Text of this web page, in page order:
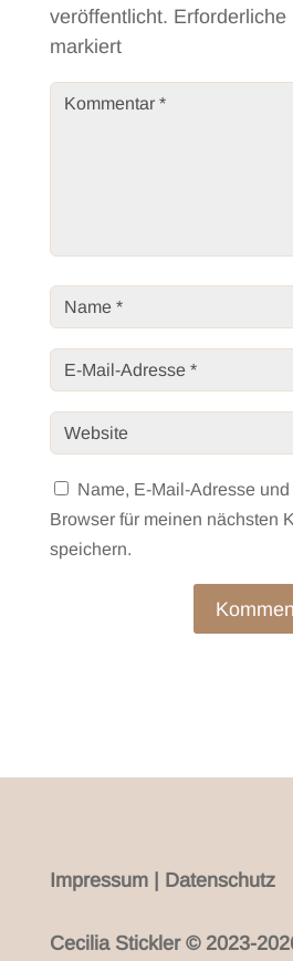
veröffentlicht.
markiert
Name, E-Mail-Adresse
Browser für meinen nächsten
speichern.
Impressum| Datenschutz
Cecilia Stickler © 2023-